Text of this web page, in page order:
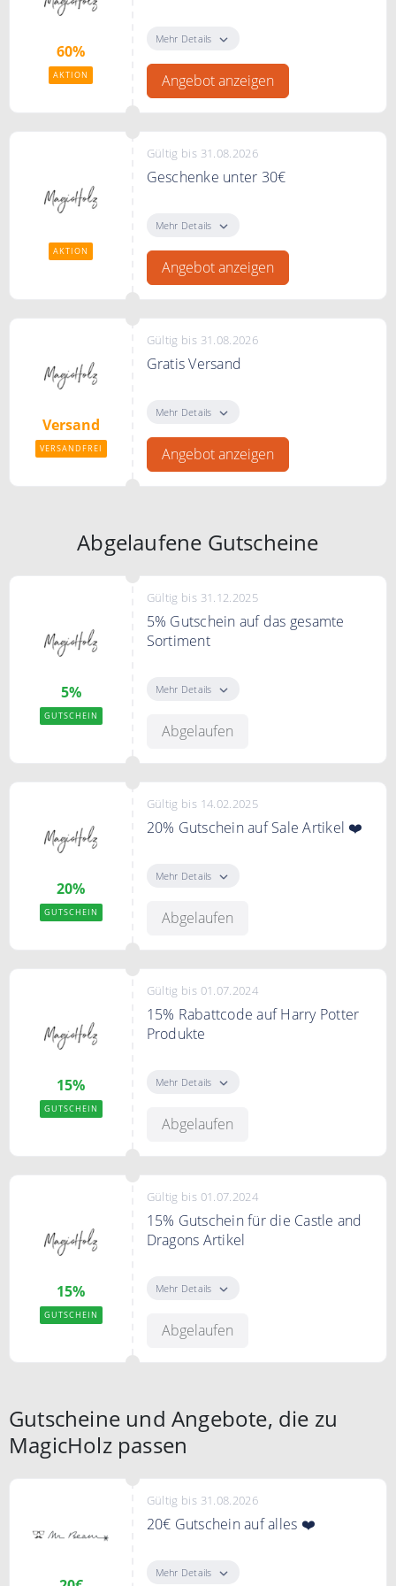
60%
AKTION
MagicHolz
Mehr Details
Angebot anzeigen
AKTION
Gültig bis 31.08.2026
Geschenke unter 30€
Geschenkideen unter 30€
Mehr Details
Angebot anzeigen
Versand
VERSANDFREI
Gültig bis 31.08.2026
Gratis Versand
sichern.
Mehr Details
Angebot anzeigen
Abgelaufene Gutscheine
5%
GUTSCHEIN
Gültig bis 31.12.2025
5% Gutschein auf das gesamte
Sortiment
5% Rabatt auf das gesamte
Mehr Details
Abgelaufen
20%
GUTSCHEIN
Gültig bis 14.02.2025
20% Gutschein auf Sale Artikel ❤️
Kasse und sichern Sie sich 20%
Artikel
Mehr Details
Abgelaufen
15%
GUTSCHEIN
Gültig bis 01.07.2024
15% Rabattcode auf Harry Potter
Produkte
Off- Rabattcode
Mehr Details
Abgelaufen
15%
GUTSCHEIN
Gültig bis 01.07.2024
15% Gutschein für die Castle and
Dragons Artikel
15% Rabatt für die Castle and
Mehr Details
Abgelaufen
Gutscheine und Angebote, die zu
MagicHolz passen
Gültig bis 31.08.2026
20€ Gutschein auf alles ❤️
Rabatt auf Ihre Bestellung.
Mehr Details